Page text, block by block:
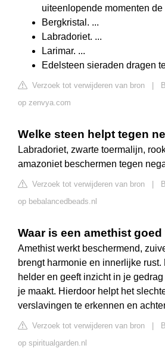
uiteenlopende momenten de
Bergkristal. ...
Labradoriet. ...
Larimar. ...
Edelsteen sieraden dragen
Verzoek tot verwijderen van bron
op zenvya.com
Welke steen helpt tegen
Labradoriet, zwarte toermalijn,
amazoniet beschermen tegen
Verzoek tot verwijderen van bron
op bebalancedbeads.nl
Waar is een amethist
Amethist werkt beschermend,
brengt harmonie en innerlijke rust.
helder en geeft inzicht in je
je maakt. Hierdoor helpt het
verslavingen te erkennen en
Verzoek tot verwijderen van bron
op spiritualgarden.nl